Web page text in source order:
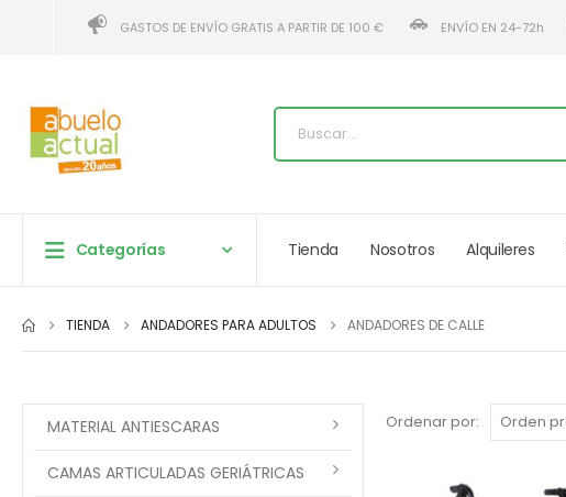
GASTOS DE ENVÍO GRATIS A PARTIR DE 100 € ENVÍO EN 24-72h
Categorías Tienda Nosotros Alquileres
TIENDA ANDADORES PARA ADULTOS ANDADORES DE CALLE
Ordenar por:
MATERIAL ANTIESCARAS
CAMAS ARTICULADAS GERIÁTRICAS